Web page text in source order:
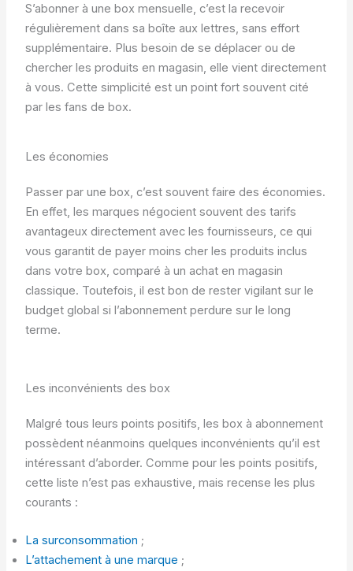
S’abonner à une box mensuelle, c’est la recevoir
régulièrement dans sa boîte aux lettres, sans effort
supplémentaire. Plus besoin de se déplacer ou de
chercher les produits en magasin, elle vient directement
à vous. Cette simplicité est un point fort souvent cité
par les fans de box.
Les économies
Passer par une box, c’est souvent faire des économies.
En effet, les marques négocient souvent des tarifs
avantageux directement avec les fournisseurs, ce qui
vous garantit de payer moins cher les produits inclus
dans votre box, comparé à un achat en magasin
classique. Toutefois, il est bon de rester vigilant sur le
budget global si l’abonnement perdure sur le long
terme.
Les inconvénients des box
Malgré tous leurs points positifs, les box à abonnement
possèdent néanmoins quelques inconvénients qu’il est
intéressant d’aborder. Comme pour les points positifs,
cette liste n’est pas exhaustive, mais recense les plus
courants :
La surconsommation ;
L’attachement à une marque ;